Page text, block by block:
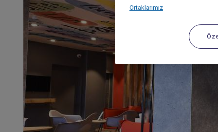
Ortaklarımız